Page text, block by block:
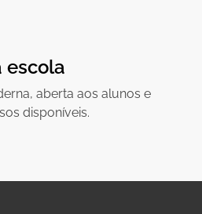
escola
aberta aos alunos e
disponíveis.